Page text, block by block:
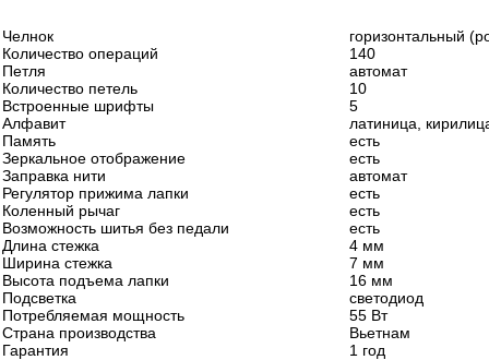
Челнок
горизонтальный
Количество операций
140
Петля
автомат
Количество петель
10
Встроенные шрифты
5
Алфавит
латиница,
Память
есть
Зеркальное отображение
есть
Заправка нити
автомат
Регулятор прижима лапки
есть
Коленный рычаг
есть
Возможность шитья без педали
есть
Длина стежка
4 мм
Ширина стежка
7 мм
Высота подъема лапки
16 мм
Подсветка
светодиод
Потребляемая мощность
55 Вт
Страна производства
Вьетнам
Гарантия
1 год